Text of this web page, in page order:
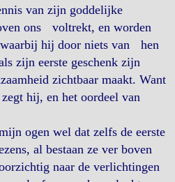
van zijn goddelijke
ons voltrekt, en worden
hij door niets van hen
zijn eerste geschenk zijn
zichtbaar maakt. Want
hij, en het oordeel van
ogen wel dat zelfs de eerste
al bestaan ze ver boven
naar de verlichtingen